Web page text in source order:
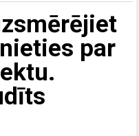
par